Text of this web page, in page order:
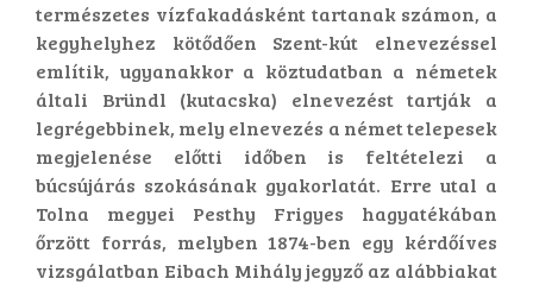
természetes vízfakadásként tartanak számon, a
kegyhelyhez kötődően Szent-kút elnevezéssel
említik, ugyanakkor a köztudatban a németek
általi Bründl (kutacska) elnevezést tartják a
legrégebbinek, mely elnevezés a német telepesek
megjelenése előtti időben is feltételezi a
búcsújárás szokásának gyakorlatát. Erre utal a
Tolna megyei Pesthy Frigyes hagyatékában
őrzött forrás, melyben 1874-ben egy kérdőíves
vizsgálatban Eibach Mihály jegyző az alábbiakat